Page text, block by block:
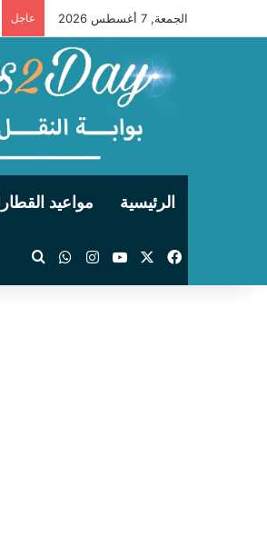
الجمعة, 7 أغسطس 2026 عاجل
الرئيسية مواعيد
فيسبوك ‫YouTubeانستقرام
واتساب